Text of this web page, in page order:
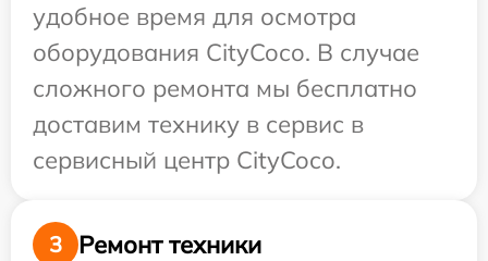
удобное время для осмотра
оборудования CityCoco. В случае
сложного ремонта мы бесплатно
доставим технику в сервис в
сервисный центр CityCoco.
3
Ремонт техники